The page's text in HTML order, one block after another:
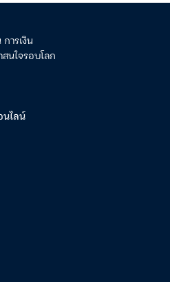
ารเงิน
นใจรอบโลก
ไลน์